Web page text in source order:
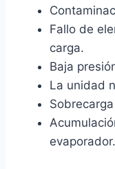
Fallo de
carga.
Baja
La unidad
evaporador.